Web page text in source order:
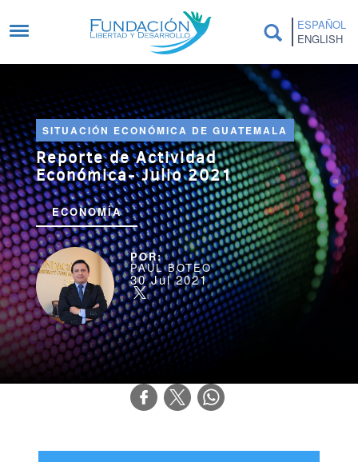
ESPAÑOL
ENGLISH
SITUACIÓN ECONÓMICA DE GUATEMALA
Reporte de Actividad
Económica- Julio 2021
ECONOMÍA
PAUL BOTEO
30 Jul 2021